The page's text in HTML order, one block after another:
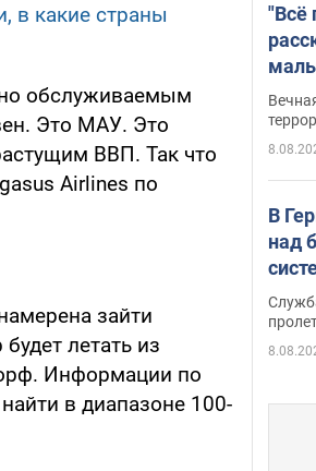
в какие страны
обслуживаемым
Это МАУ. Это
ВВП. Так что
Airlines по
зайти
летать из
Информации по
в диапазоне 100-
"Всё
В
над